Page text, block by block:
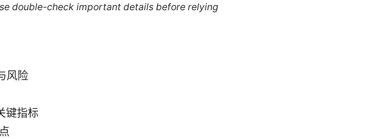
double-check important details before relying
风险
键指标